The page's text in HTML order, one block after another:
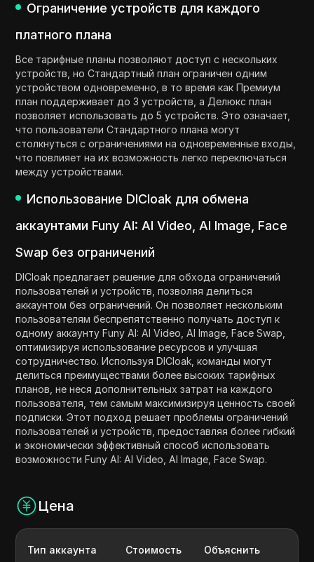
Ограничение устройств для каждого
платного плана
Все тарифные планы позволяют доступ с нескольких
устройств, но Стандартный план ограничен одним
устройством одновременно, в то время как Премиум
план поддерживает до 3 устройств, а Делюкс план
позволяет использовать до 5 устройств. Это означает,
что пользователи Стандартного плана могут
столкнуться с ограничениями на одновременные входы,
что повлияет на их возможность легко переключаться
между устройствами.
Использование DICloak для обмена
аккаунтами Funy AI: AI Video, AI Image, Face
Swap без ограничений
DICloak предлагает решение для обхода ограничений
пользователей и устройств, позволяя делиться
аккаунтом без ограничений. Он позволяет нескольким
пользователям беспрепятственно получать доступ к
одному аккаунту Funy AI: AI Video, AI Image, Face Swap,
оптимизируя использование ресурсов и улучшая
сотрудничество. Используя DICloak, команды могут
делиться преимуществами более высоких тарифных
планов, не неся дополнительных затрат на каждого
пользователя, тем самым максимизируя ценность своей
подписки. Этот подход решает проблемы ограничений
пользователей и устройств, предоставляя более гибкий
и экономически эффективный способ использовать
возможности Funy AI: AI Video, AI Image, Face Swap.
Цена
Тип аккаунта Стоимость Объяснить